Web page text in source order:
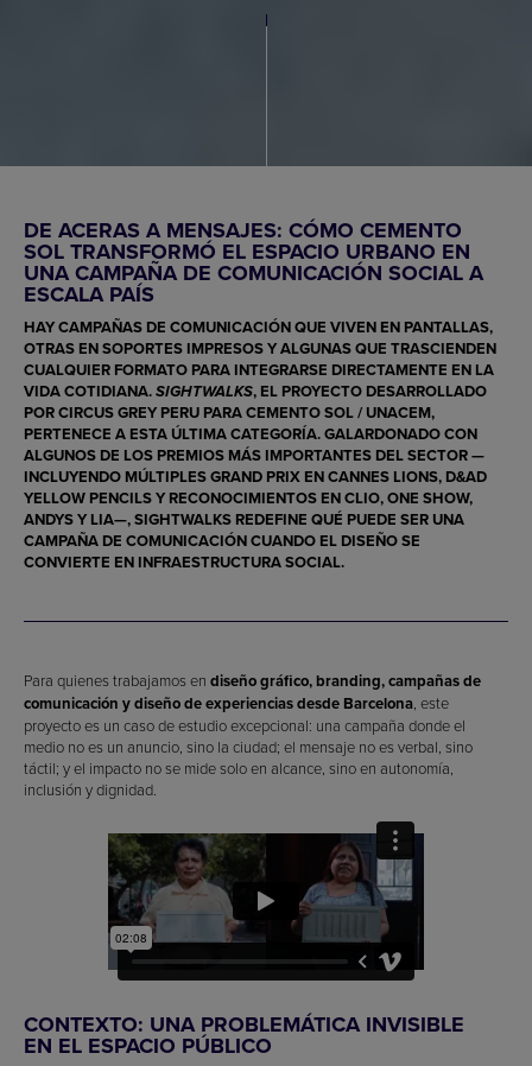
DE ACERAS A MENSAJES: CÓMO CEMENTO
SOL TRANSFORMÓ EL ESPACIO URBANO EN
UNA CAMPAÑA DE COMUNICACIÓN SOCIAL A
ESCALA PAÍS
HAY CAMPAÑAS DE COMUNICACIÓN QUE VIVEN EN PANTALLAS,
OTRAS EN SOPORTES IMPRESOS Y ALGUNAS QUE TRASCIENDEN
CUALQUIER FORMATO PARA INTEGRARSE DIRECTAMENTE EN LA
VIDA COTIDIANA.SIGHTWALKS, EL PROYECTO DESARROLLADO
PORCIRCUS GREY PERU PARACEMENTO SOL / UNACEM,
PERTENECE A ESTA ÚLTIMA CATEGORÍA. GALARDONADO CON
ALGUNOS DE LOS PREMIOS MÁS IMPORTANTES DEL SECTOR —
INCLUYENDO MÚLTIPLESGRAND PRIX EN CANNES LIONS, D&AD
YELLOW PENCILSY RECONOCIMIENTOS EN CLIO, ONE SHOW,
ANDYS Y LIA—, SIGHTWALKS REDEFINE QUÉ PUEDE SER UNA
CAMPAÑA DE COMUNICACIÓN CUANDO EL DISEÑO SE
CONVIERTE EN INFRAESTRUCTURA SOCIAL.
Para quienes trabajamos en diseño gráfico, branding, campañas de
comunicación y diseño de experiencias desde Barcelona, este
proyecto es un caso de estudio excepcional: una campaña donde el
medio no es un anuncio, sino la ciudad; el mensaje no es verbal, sino
táctil; y el impacto no se mide solo en alcance, sino en autonomía,
inclusión y dignidad.
CONTEXTO: UNA PROBLEMÁTICA INVISIBLE
EN EL ESPACIO PÚBLICO